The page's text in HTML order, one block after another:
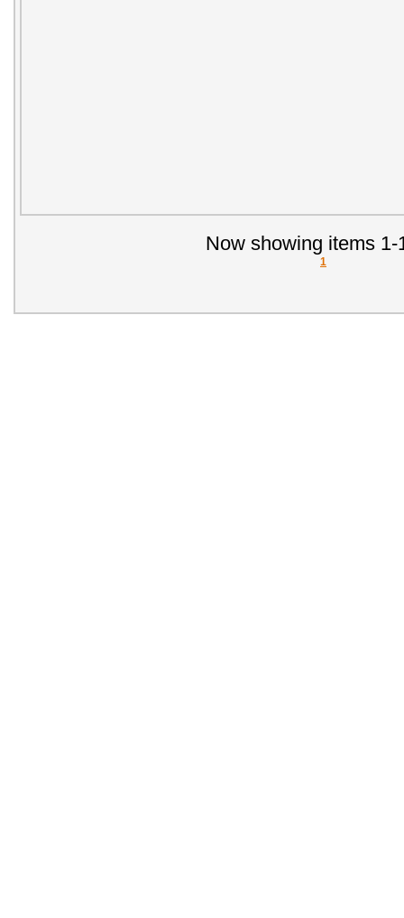
Now showing items 1-
1